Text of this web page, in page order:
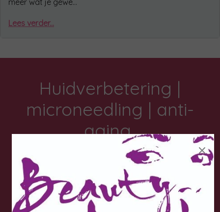
meer wat je gewe…
Lees verder...
Huidverbetering |
microneedling | anti-
aging
Schoonheidssalon
Zoetermeer
×